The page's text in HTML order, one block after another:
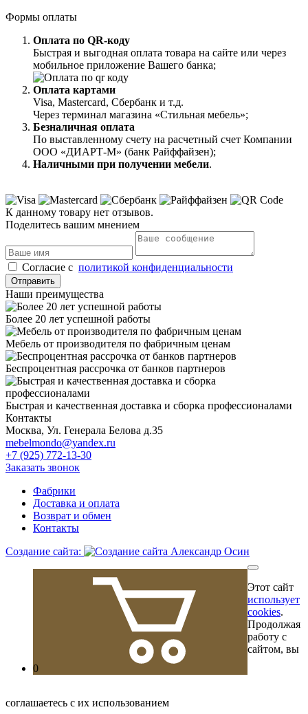
Формы оплаты
Оплата по QR-коду
Быстрая и выгодная оплата товара на сайте или через
мобильное приложение Вашего банка;
Оплата картами
Visa, Mastercard, Сбербанк и т.д.
Через терминал магазина «Стильная мебель»;
Безналичная оплата
По выставленному счету на расчетный счет Компании
ООО «ДИАРТ-М» (банк Райффайзен);
Наличными при получении мебели.
К данному товару нет отзывов.
Поделитесь вашим мнением
Cогласие с политикой конфиденциальности
Отправить
Наши преимущества
Более 20 лет успешной работы
Мебель от производителя по фабричным ценам
Беспроцентная рассрочка от банков партнеров
Быстрая и качественная доставка и сборка профессионалами
Контакты
Москва, Ул. Генерала Белова д.35
mebelmondo@yandex.ru
+7 (925) 772-13-30
Заказать звонок
Фабрики
Доставка и оплата
Возврат и обмен
Контакты
Создание сайта:
0
Этот сайт
использует
cookies.
Продолжая
работу с
сайтом, вы
соглашаетесь с их использованием